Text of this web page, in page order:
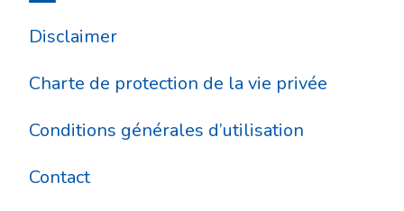
Disclaimer
Charte de protection de la vie privée
Conditions générales d’utilisation
Contact